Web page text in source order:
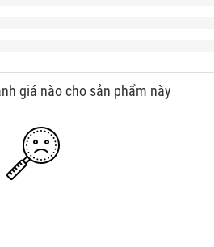
giá nào cho sản phẩm này